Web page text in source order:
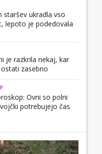
staršev ukradla vso
lepoto je podedovala
je razkrila nekaj, kar
zasebno
Ovni so polni
potrebujejo čas